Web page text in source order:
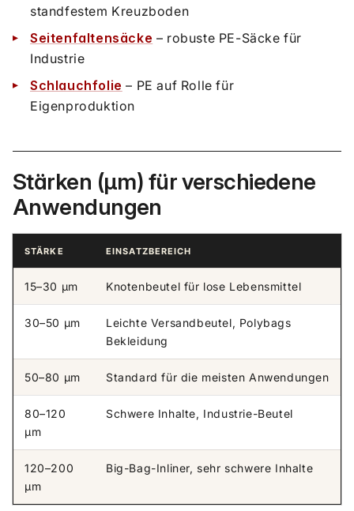
standfestem Kreuzboden
Seitenfaltensäcke – robuste PE-Säcke für
Industrie
Schlauchfolie – PE auf Rolle für
Eigenproduktion
Stärken (µm) für verschiedene
Anwendungen
STÄRKE EINSATZBEREICH
15–30 µm Knotenbeutel für lose Lebensmittel
30–50 µm
Leichte Versandbeutel, Polybags
Bekleidung
50–80 µm Standard für die meisten Anwendungen
80–120
µm
Schwere Inhalte, Industrie-Beutel
120–200
µm
Big-Bag-Inliner, sehr schwere Inhalte